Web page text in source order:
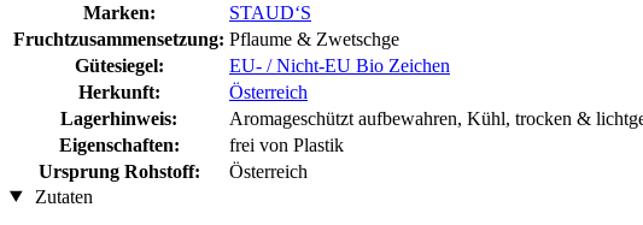
Marken:
STAUD‘S
Fruchtzusammensetzung: Pflaume & Zwetschge
Gütesiegel:
EU- / Nicht-EU Bio Zeichen
Herkunft:
Österreich
Lagerhinweis:
Aromageschützt aufbewahren, Kühl, trocken &
Eigenschaften:
frei von Plastik
Ursprung Rohstoff:
Österreich
Zutaten